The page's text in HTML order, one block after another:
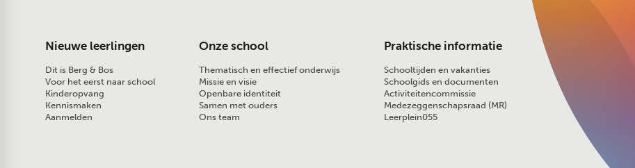
Nieuwe leerlingen
Dit is Berg & Bos
Voor het eerst naar school
Kinderopvang
Kennismaken
Aanmelden
Onze school
Thematisch en effectief onderwijs
Missie en visie
Openbare identiteit
Samen met ouders
Ons team
Praktische informatie
Schooltijden en vakanties
Schoolgids en documenten
Activiteitencommissie
Medezeggenschapsraad (MR)
Leerplein055